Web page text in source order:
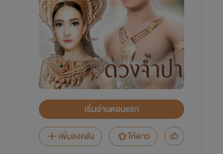
เริ่มอ่านตอนแรก
เพิ่มลงคลัง
ให้ดาว